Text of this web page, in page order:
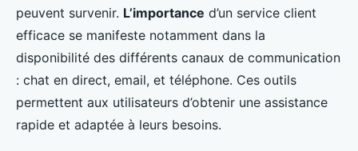
peuvent survenir. L’importance d’un service client
efficace se manifeste notamment dans la
disponibilité des différents canaux de communication
: chat en direct, email, et téléphone. Ces outils
permettent aux utilisateurs d’obtenir une assistance
rapide et adaptée à leurs besoins.